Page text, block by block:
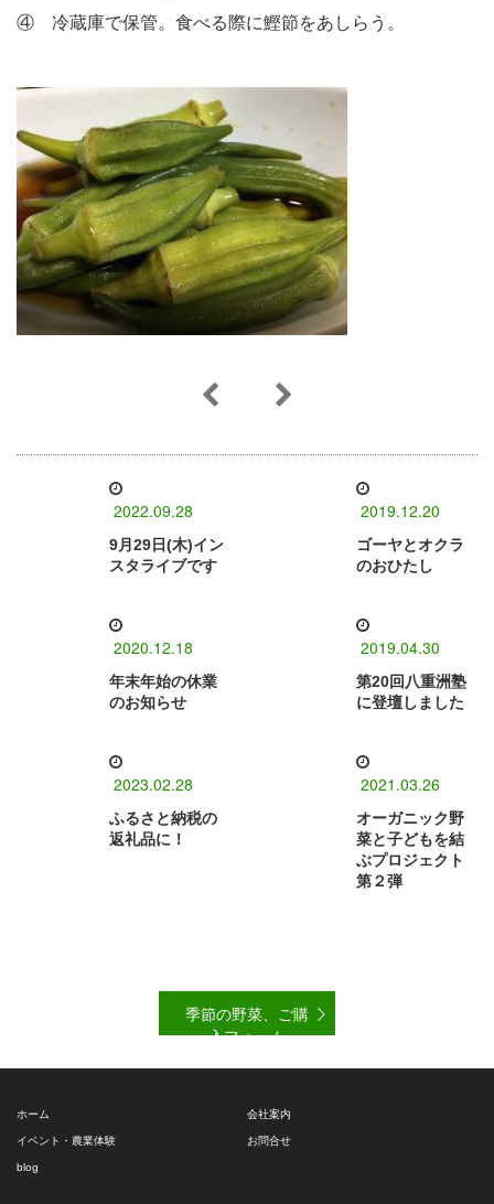
④ 冷蔵庫で保管。食べる際に鰹節をあしらう。
2022.09.28
9月29日(木)イン
スタライブです
2019.12.20
ゴーヤとオクラ
のおひたし
2020.12.18
年末年始の休業
のお知らせ
2019.04.30
第20回八重洲塾
に登壇しました
2023.02.28
ふるさと納税の
返礼品に！
2021.03.26
オーガニック野
菜と子どもを結
ぶプロジェクト
第２弾
季節の野菜、ご購
入フォーム
ホーム
イベント・農業体験
blog
会社案内
お問合せ